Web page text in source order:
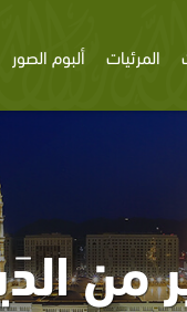
المرئيات ألبوم الصور
من